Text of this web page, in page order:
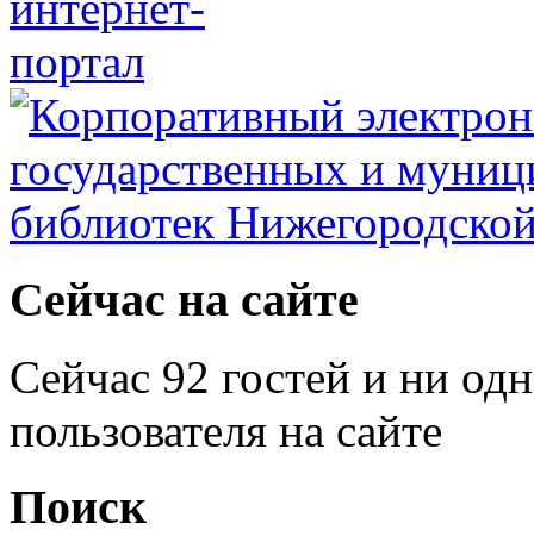
Сейчас на сайте
Сейчас 92 гостей и ни
пользователя на сайте
Поиск